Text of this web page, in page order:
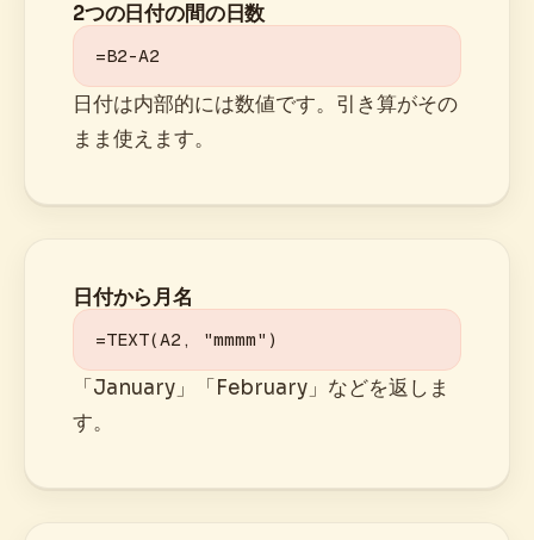
2つの日付の間の日数
=B2-A2
日付は内部的には数値です。引き算がその
まま使えます。
日付から月名
=TEXT(A2, "mmmm")
「January」「February」などを返しま
す。